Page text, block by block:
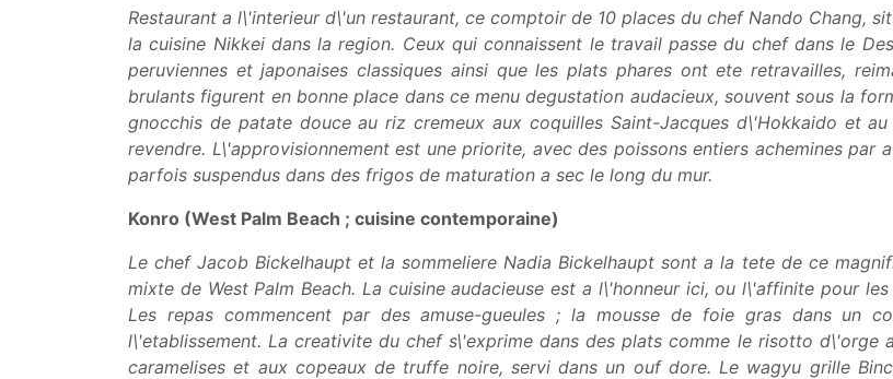
Restaurant a l\'interieur d\'un restaurant, ce comptoir de 10 places du chef Nando Chang,
la cuisine Nikkei dans la region. Ceux qui connaissent le travail passe du chef dans le
peruviennes et japonaises classiques ainsi que les plats phares ont ete retravailles,
brulants figurent en bonne place dans ce menu degustation audacieux, souvent sous la
gnocchis de patate douce au riz cremeux aux coquilles Saint-Jacques d\'Hokkaido et
revendre. L\'approvisionnement est une priorite, avec des poissons entiers achemines
parfois suspendus dans des frigos de maturation a sec le long du mur.
Konro (West Palm Beach ; cuisine contemporaine)
Le chef Jacob Bickelhaupt et la sommeliere Nadia Bickelhaupt sont a la tete de ce
mixte de West Palm Beach. La cuisine audacieuse est a l\'honneur ici, ou l\'affinite pour
Les repas commencent par des amuse-gueules ; la mousse de foie gras dans
l\'etablissement. La creativite du chef s\'exprime dans des plats comme le risotto d\'orge
caramelises et aux copeaux de truffe noire, servi dans un ouf dore. Le wagyu grille